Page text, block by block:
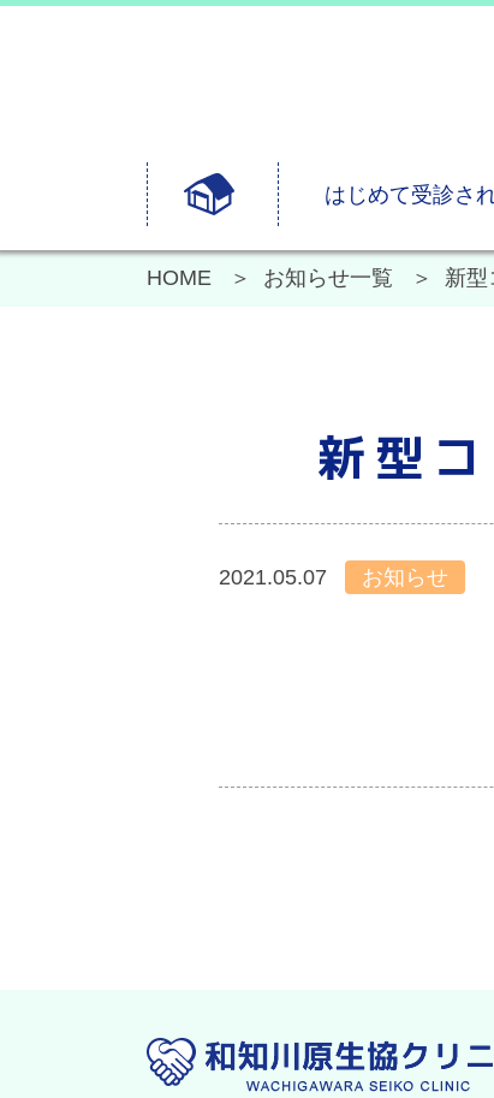
はじめて受診さ
HOME お知らせ一覧 新型
新型
2021.05.07 お知らせ